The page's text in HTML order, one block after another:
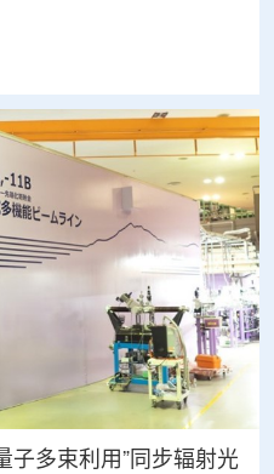
子多束利用”同步辐射光